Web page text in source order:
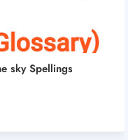
sky Spellings